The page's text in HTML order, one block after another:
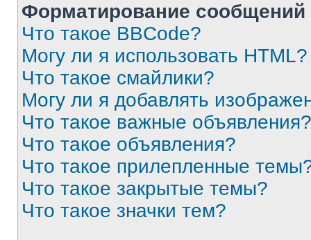
Форматирование
Что такое BBCode?
Могу ли я использовать HTML?
Что такое смайлики?
Могу ли я добавлять
Что такое важные объявления?
Что такое объявления?
Что такое прилепленные
Что такое закрытые темы?
Что такое значки тем?